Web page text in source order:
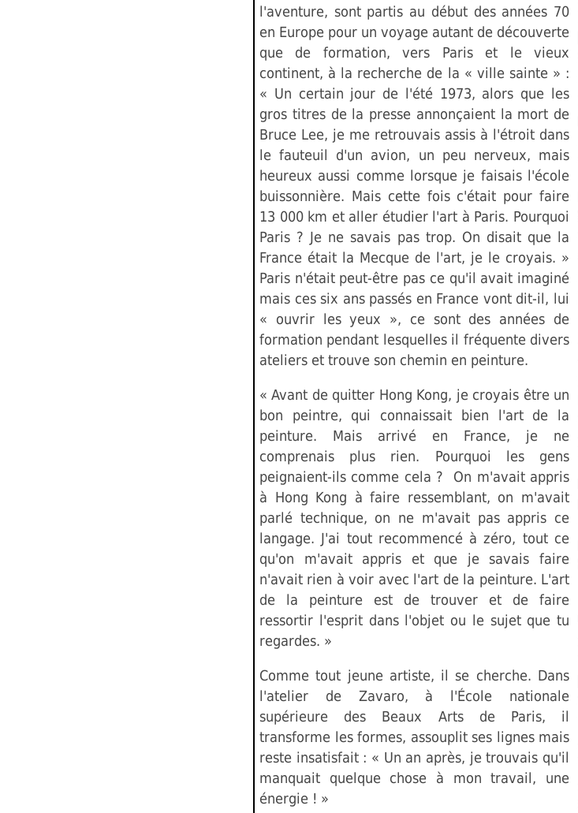
l'aventure, sont partis au début des années 70
en Europe pour un voyage autant de découverte
que de formation, vers Paris et le vieux
continent, à la recherche de la « ville sainte » :
« Un certain jour de l'été 1973, alors que les
gros titres de la presse annonçaient la mort de
Bruce Lee, je me retrouvais assis à l'étroit dans
le fauteuil d'un avion, un peu nerveux, mais
heureux aussi comme lorsque je faisais l'école
buissonnière. Mais cette fois c'était pour faire
13 000 km et aller étudier l'art à Paris. Pourquoi
Paris ? Je ne savais pas trop. On disait que la
France était la Mecque de l'art, je le croyais. »
Paris n'était peut-être pas ce qu'il avait imaginé
mais ces six ans passés en France vont dit-il, lui
« ouvrir les yeux », ce sont des années de
formation pendant lesquelles il fréquente divers
ateliers et trouve son chemin en peinture.
« Avant de quitter Hong Kong, je croyais être un
bon peintre, qui connaissait bien l'art de la
peinture. Mais arrivé en France, je ne
comprenais plus rien. Pourquoi les gens
peignaient-ils comme cela ? On m'avait appris
à Hong Kong à faire ressemblant, on m'avait
parlé technique, on ne m'avait pas appris ce
langage. J'ai tout recommencé à zéro, tout ce
qu'on m'avait appris et que je savais faire
n'avait rien à voir avec l'art de la peinture. L'art
de la peinture est de trouver et de faire
ressortir l'esprit dans l'objet ou le sujet que tu
regardes. »
Comme tout jeune artiste, il se cherche. Dans
l'atelier de Zavaro, à l'École nationale
supérieure des Beaux Arts de Paris, il
transforme les formes, assouplit ses lignes mais
reste insatisfait : « Un an après, je trouvais qu'il
manquait quelque chose à mon travail, une
énergie ! »